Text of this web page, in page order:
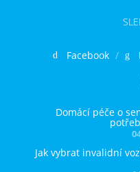
Facebook
Domácí péče o
Jak vybrat invalidní